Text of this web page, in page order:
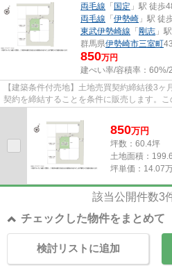
両毛線 「国定 」駅 徒歩
両毛線 「伊勢崎 」駅 徒
東武伊勢崎線 「剛志 」
群馬県伊勢崎市三室町
850万円
建ぺい率/容積率： 60%/
【建築条件付売地】土地売買契約締結後3
契約を締結することを条件に販売します。こ
なかった場合は、土地売買契約...
850万円
坪数：60.4坪
土地面積：
坪単価：14.07
該当公開件数3
チェックした物件をまとめて
検討リストに追加